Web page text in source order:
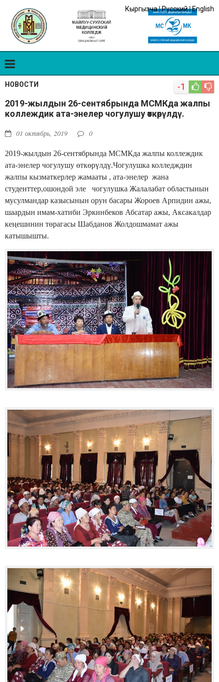
Кыргызча|Русский|English
НОВОСТИ
2019-жылдын 26-сентябрында МСМКда жалпы
коллеждик ата-энелер чогулушу өткөрүлдү.
01 октябрь, 2019 0
-1
2019-жылдын 26-сентябрында МСМКда жалпы коллеждик
ата-энелер чогулушу өткөрүлдү.Чогулушка колледждин
жалпы кызматкерлер жамааты , ата-энелер жана
студенттер,ошондой эле чогулушка Жалалабат областынын
мусулмандар казысынын орун басары Жороев Арпидин ажы,
шаардын имам-хатиби Эркинбеков Абсатар ажы, Аксакалдар
кеңешинин төрагасы Шабданов Жолдошмамат ажы
катышышты.